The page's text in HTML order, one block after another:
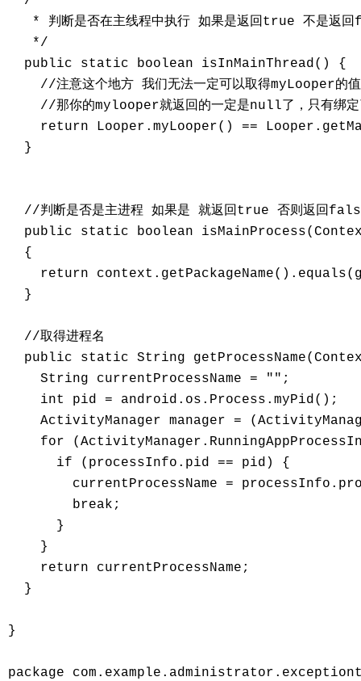
* 判断是否在主线程中执行 如果是返回true 不是返
   */
  public static boolean isInMainThread() {
//注意这个地方 我们无法一定可以取得myLooper的
//那你的mylooper就返回的一定是null了，只有绑定
return Looper.myLooper() ==
  }
//判断是否是主进程 如果是 就返回true 否则返回
public static boolean
  {
return
  }
  //取得进程名
public static String
    String currentProcessName = "";
    int pid = android.os.Process.myPid();
ActivityManager manager =
for
      if (processInfo.pid == pid) {
currentProcessName =
        break;
      }
    }
    return currentProcessName;
  }
}
package